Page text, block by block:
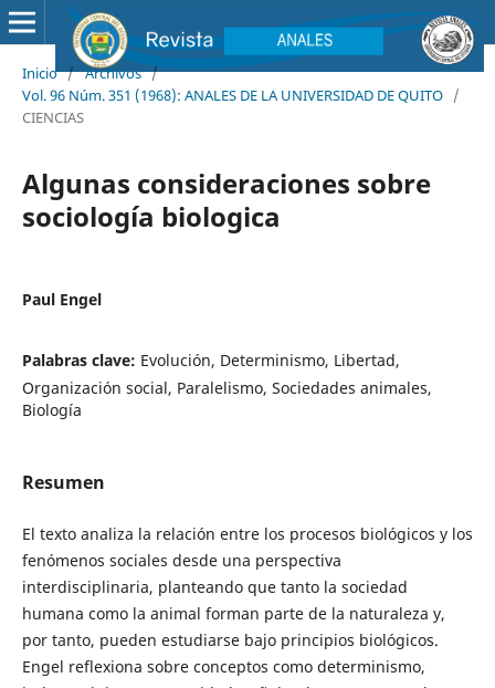
Inicio / Archivos /
Vol. 96 Núm. 351 (1968): ANALES DE LA UNIVERSIDAD DE QUITO /
CIENCIAS
Algunas consideraciones sobre
sociología biologica
Paul Engel
Palabras clave: Evolución, Determinismo, Libertad,
Organización social, Paralelismo, Sociedades animales,
Biología
Resumen
El texto analiza la relación entre los procesos biológicos y los
fenómenos sociales desde una perspectiva
interdisciplinaria, planteando que tanto la sociedad
humana como la animal forman parte de la naturaleza y,
por tanto, pueden estudiarse bajo principios biológicos.
Engel reflexiona sobre conceptos como determinismo,